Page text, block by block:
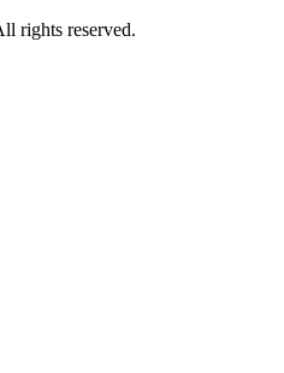
rights reserved.